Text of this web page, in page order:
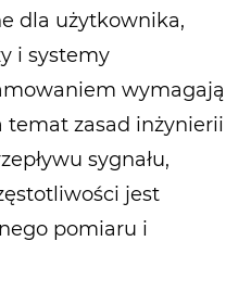
dla użytkownika,
i systemy
wymagają
zasad inżynierii
sygnału,
jest
pomiaru i